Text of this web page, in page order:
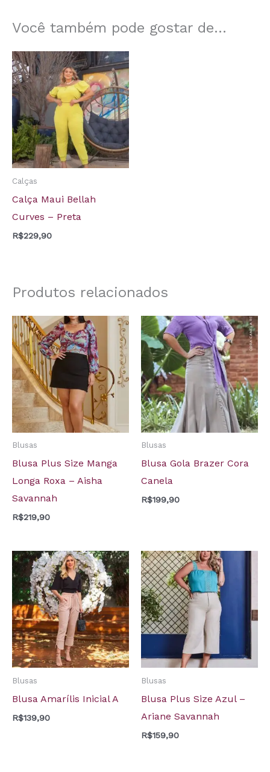
Você também pode gostar de…
Calças
Calça Maui Bellah
Curves – Preta
R$229,90
Produtos relacionados
Blusas
Blusa Plus Size Manga
Longa Roxa – Aisha
Savannah
R$219,90
Blusas
Blusa Gola Brazer Cora
Canela
R$199,90
Blusas
Blusa Amarílis Inicial A
R$139,90
Blusas
Blusa Plus Size Azul –
Ariane Savannah
R$159,90